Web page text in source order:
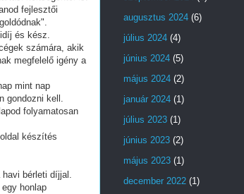
fejlesztői
és kész.
számára, akik
megfelelő igény a
mint nap
gondozni kell.
folyamatosan
készítés
bérleti díjjal.
honlap
augusztus 2024 (6)
július 2024 (4)
június 2024 (5)
május 2024 (2)
január 2024 (1)
július 2023 (1)
június 2023 (2)
május 2023 (1)
december 2022 (1)